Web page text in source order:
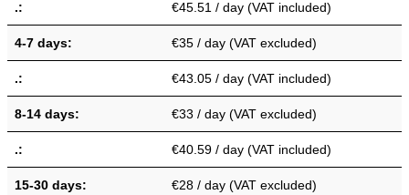
.: €45.51 / day (VAT included)
4-7 days: €35 / day (VAT excluded)
.: €43.05 / day (VAT included)
8-14 days: €33 / day (VAT excluded)
.: €40.59 / day (VAT included)
15-30 days: €28 / day (VAT excluded)